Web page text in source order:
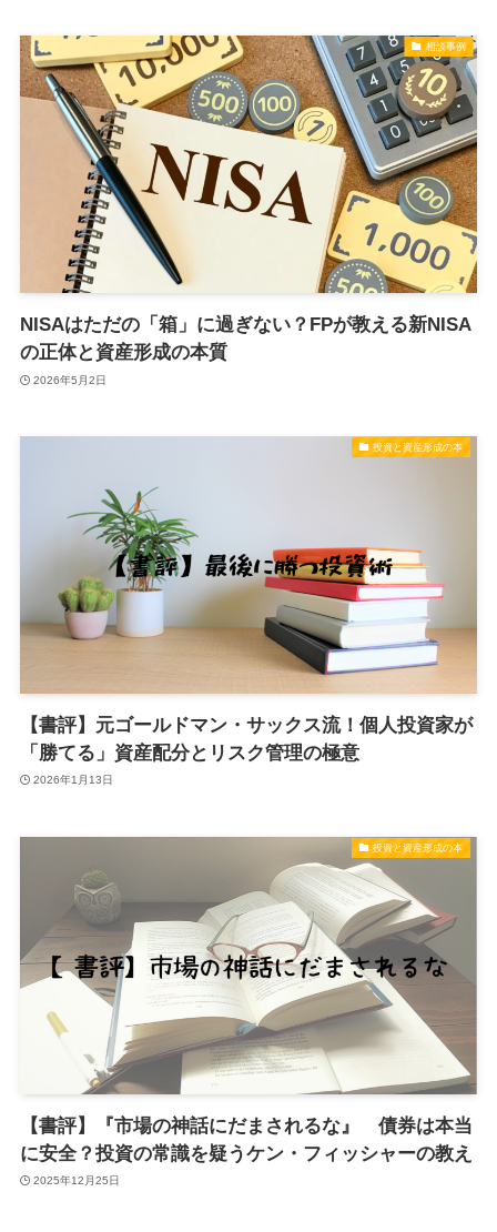
相談事例
NISAはただの「箱」に過ぎない？FPが教える新NISA
の正体と資産形成の本質
2026年5月2日
投資と資産形成の本
【書評】元ゴールドマン・サックス流！個人投資家が
「勝てる」資産配分とリスク管理の極意
2026年1月13日
投資と資産形成の本
【書評】『市場の神話にだまされるな』 債券は本当
に安全？投資の常識を疑うケン・フィッシャーの教え
2025年12月25日